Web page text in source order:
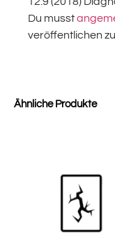
Ähnliche Produkte
Du musst
veröffentlichen